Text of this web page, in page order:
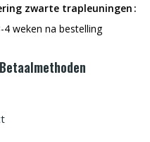
zwarte trapleuningen
4 weken na bestelling